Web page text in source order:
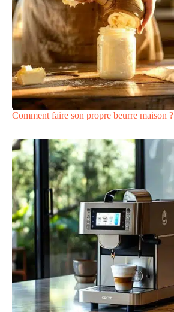
Comment faire son propre beurre maison ?